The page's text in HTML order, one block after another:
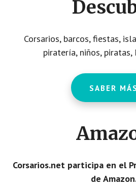
Corsarios, barcos, fiestas,
piratería, niños, piratas,
SABER MÁS
Corsarios.net participa en el
de